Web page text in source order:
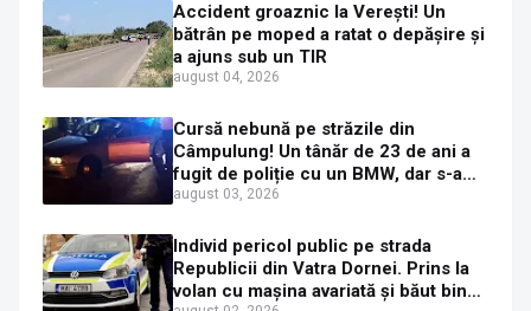
Accident groaznic la Verești! Un
bătrân pe moped a ratat o depășire și
a ajuns sub un TIR
august 04, 2026
Cursă nebună pe străzile din
Câmpulung! Un tânăr de 23 de ani a
fugit de poliție cu un BMW, dar s-a
oprit într-un gard de pe strada
august 03, 2026
Individ pericol public pe strada
Republicii din Vatra Dornei. Prins la
volan cu mașina avariată și băut bine,